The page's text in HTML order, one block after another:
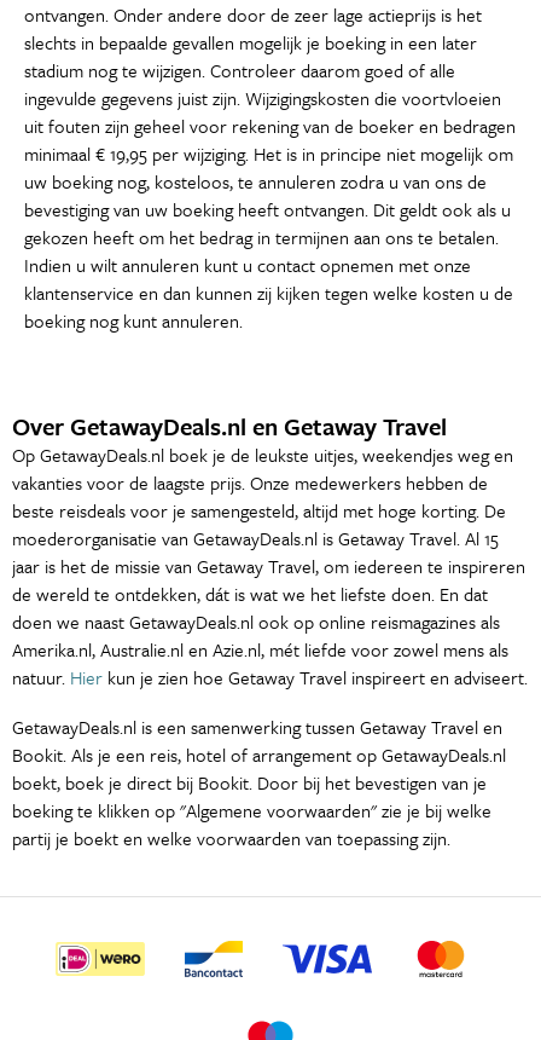
ontvangen. Onder andere door de zeer lage actieprijs is het
slechts in bepaalde gevallen mogelijk je boeking in een later
stadium nog te wijzigen. Controleer daarom goed of alle
ingevulde gegevens juist zijn. Wijzigingskosten die voortvloeien
uit fouten zijn geheel voor rekening van de boeker en bedragen
minimaal € 19,95 per wijziging. Het is in principe niet mogelijk om
uw boeking nog, kosteloos, te annuleren zodra u van ons de
bevestiging van uw boeking heeft ontvangen. Dit geldt ook als u
gekozen heeft om het bedrag in termijnen aan ons te betalen.
Indien u wilt annuleren kunt u contact opnemen met onze
klantenservice en dan kunnen zij kijken tegen welke kosten u de
boeking nog kunt annuleren.
Over GetawayDeals.nl en Getaway Travel
Op GetawayDeals.nl boek je de leukste uitjes, weekendjes weg en
vakanties voor de laagste prijs. Onze medewerkers hebben de
beste reisdeals voor je samengesteld, altijd met hoge korting. De
moederorganisatie van GetawayDeals.nl is Getaway Travel. Al 15
jaar is het de missie van Getaway Travel, om iedereen te inspireren
de wereld te ontdekken, dát is wat we het liefste doen. En dat
doen we naast GetawayDeals.nl ook op online reismagazines als
Amerika.nl, Australie.nl en Azie.nl, mét liefde voor zowel mens als
natuur. Hier kun je zien hoe Getaway Travel inspireert en adviseert.
GetawayDeals.nl is een samenwerking tussen Getaway Travel en
Bookit. Als je een reis, hotel of arrangement op GetawayDeals.nl
boekt, boek je direct bij Bookit. Door bij het bevestigen van je
boeking te klikken op "Algemene voorwaarden" zie je bij welke
partij je boekt en welke voorwaarden van toepassing zijn.